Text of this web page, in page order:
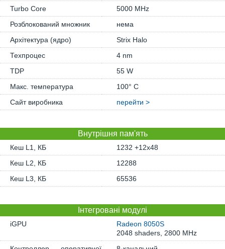
Turbo Core
5000 MHz
Розблокований множник
нема
Архітектура (ядро)
Strix Halo
Техпроцес
4 nm
TDP
55 W
Макс. температура
100° C
Сайт виробника
перейти >
Внутрішня пам'ять
Кеш L1, КБ
1232 +12x48
Кеш L2, КБ
12288
Кеш L3, КБ
65536
Інтегровані модулі
iGPU
Radeon 8050S
2048 shaders, 2800 MHz